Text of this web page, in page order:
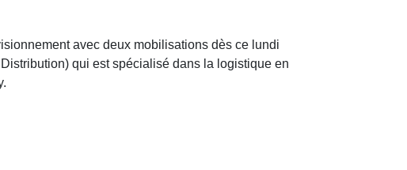
avec deux mobilisations dès ce lundi
qui est spécialisé dans la logistique en